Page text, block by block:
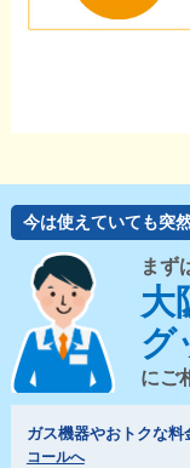
今は使えていても突
まず
大
グ
にご
ガス機器やおトクな
コールへ